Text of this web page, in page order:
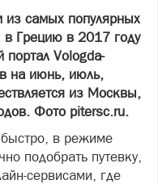
из самых популярных
в Грецию в 2017 году
портал Vologda-
на июнь, июль,
из Москвы,
Фото pitersc.ru.
в режиме
подобрать путевку,
сервисами, где